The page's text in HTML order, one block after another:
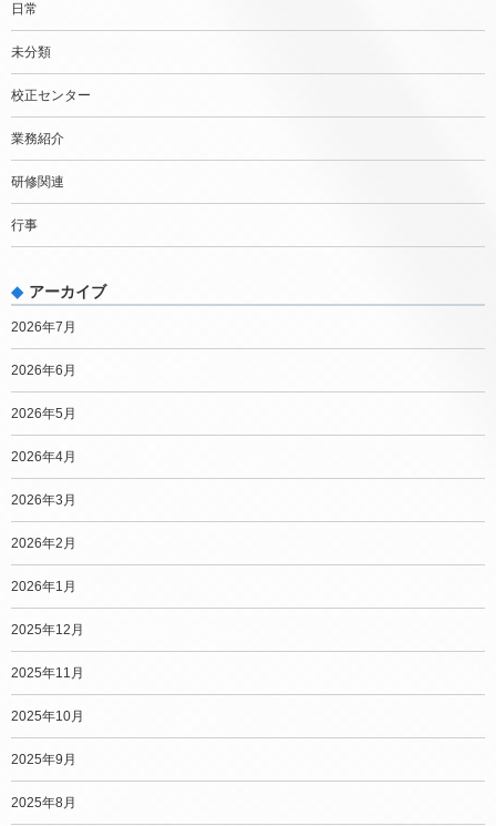
日常
未分類
校正センター
業務紹介
研修関連
行事
アーカイブ
2026年7月
2026年6月
2026年5月
2026年4月
2026年3月
2026年2月
2026年1月
2025年12月
2025年11月
2025年10月
2025年9月
2025年8月